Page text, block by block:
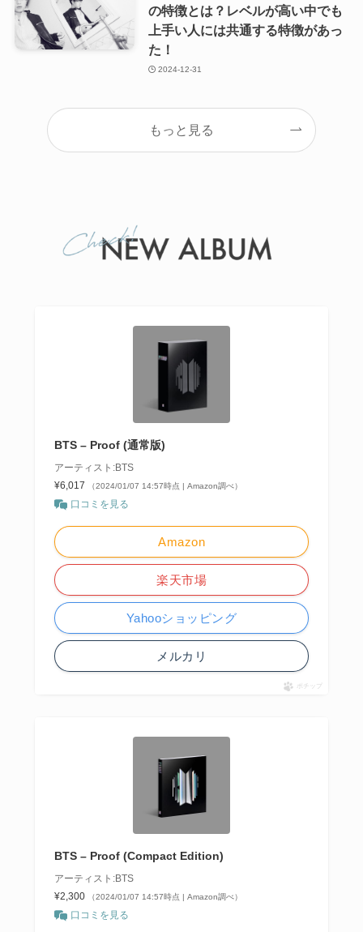
の特徴とは？レベルが高い中でも
上手い人には共通する特徴があっ
た！
2024-12-31
もっと見る
BTS – Proof (通常版)
アーティスト:BTS
¥6,017
（2024/01/07 14:57時点 | Amazon調べ）
口コミを見る
Amazon
楽天市場
Yahooショッピング
メルカリ
ポチップ
BTS – Proof (Compact Edition)
アーティスト:BTS
¥2,300
（2024/01/07 14:57時点 | Amazon調べ）
口コミを見る